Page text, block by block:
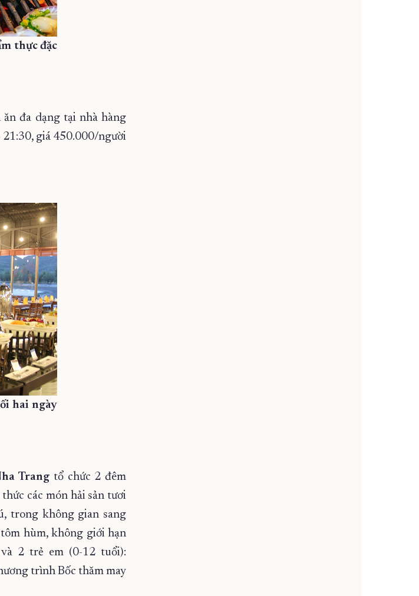
thực đặc
đa dạng tại nhà hàng
21:30, giá 450.000/người
hai ngày
Trangtổ chức 2 đêm
các món hải sản tươi
trong không gian sang
hùm, không giới hạn
2 trẻ em (0-12 tuổi):
trình Bốc thăm may